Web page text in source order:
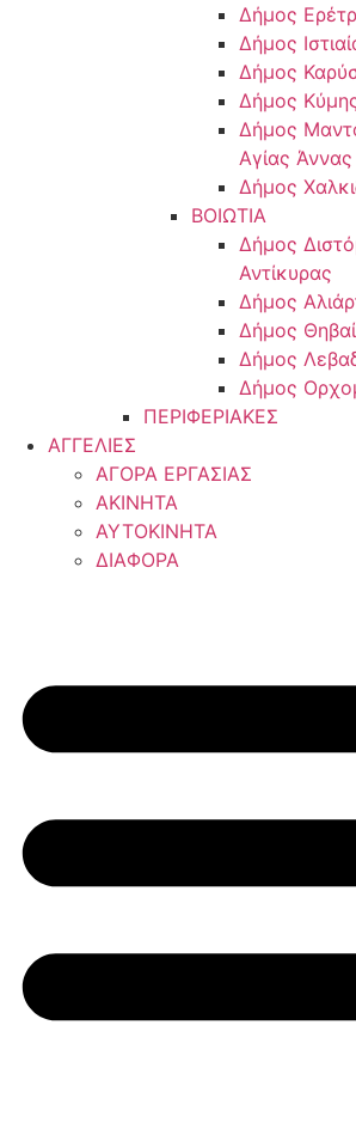
Δήμος
Δήμος
Δήμος
Δήμος
Δήμος
Αγίας Άννας
Δήμος
ΒΟΙΩΤΙΑ
Δήμος
Αντίκυρας
Δήμος
Δήμος
Δήμος
Δήμος
ΠΕΡΙΦΕΡΙΑΚΕΣ
ΑΓΓΕΛΙΕΣ
ΑΓΟΡΑ ΕΡΓΑΣΙΑΣ
ΑΚΙΝΗΤΑ
ΑΥΤΟΚΙΝΗΤΑ
ΔΙΑΦΟΡΑ